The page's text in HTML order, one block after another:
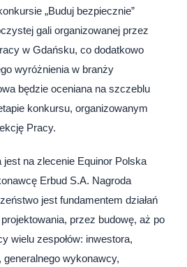
„Buduj bezpiecznie”
gali organizowanej przez
w Gdańsku, co dodatkowo
wyróżnienia w branży
będzie oceniana na szczeblu
konkursu, organizowanym
Pracy.
na zlecenie Equinor Polska
Erbud S.A. Nagroda
jest fundamentem działań
przez budowę, aż po
wielu zespołów: inwestora,
generalnego wykonawcy,